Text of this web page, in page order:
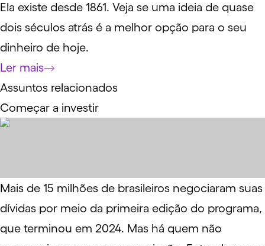
Ela existe desde 1861. Veja se uma ideia de quase
dois séculos atrás é a melhor opção para o seu
dinheiro de hoje.
Ler mais
Assuntos relacionados
Começar a investir
Mais de 15 milhões de brasileiros negociaram suas
dívidas por meio da primeira edição do programa,
que terminou em 2024. Mas há quem não